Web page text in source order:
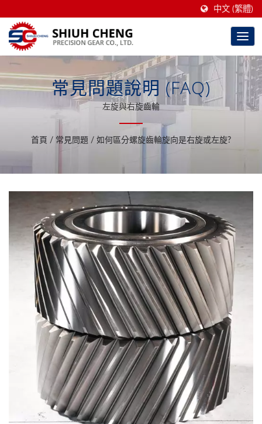
中文 (繁體)
常見問題說明 (FAQ)
左旋與右旋齒輪
首頁 / 常見問題 / 如何區分螺旋齒輪旋向是右旋或左旋?